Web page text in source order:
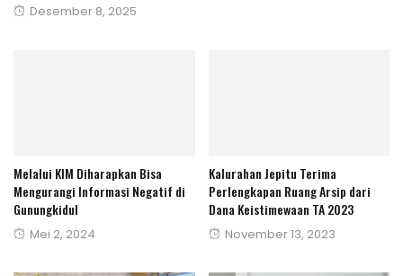
Posted
Desember 8, 2025
Melalui KIM Diharapkan Bisa
Mengurangi Informasi Negatif di
Gunungkidul
Posted
Mei 2, 2024
Kalurahan Jepitu Terima
Perlengkapan Ruang Arsip dari
Dana Keistimewaan TA 2023
Posted
November 13, 2023